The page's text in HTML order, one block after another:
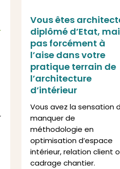
Vous êtes
diplômé d’Etat,
pas forcément à
l’aise dans votre
pratique terrain de
l’architecture
d’intérieur
Vous avez la sensation
manquer de
méthodologie en
optimisation d’espace
intérieur, relation client
cadrage chantier.